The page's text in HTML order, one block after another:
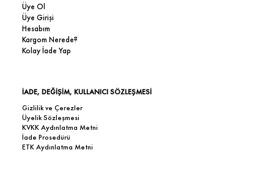
Üye Ol
Üye Girişi
Hesabım
Kargom Nerede?
Kolay İade Yap
İADE, DEĞİŞİM, KULLANICI SÖZLEŞMESİ
Gizlilik ve Çerezler
Üyelik Sözleşmesi
KVKK Aydınlatma Metni
İade Prosedürü
ETK Aydınlatma Metni